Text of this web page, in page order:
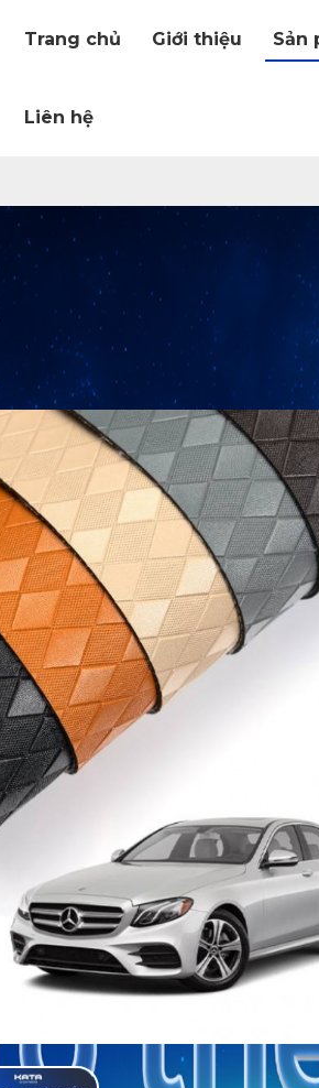
Trang chủ Giới thiệu Sản
Liên hệ